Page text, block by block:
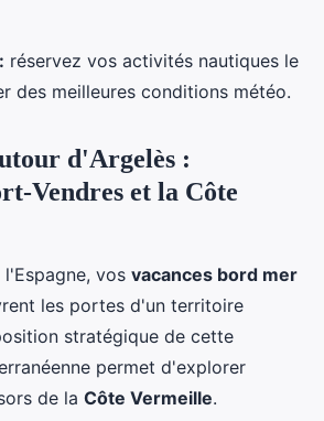
réservez vos activités nautiques le
des meilleures conditions météo.
d'Argelès :
Vendres et la Côte
vos vacances bord mer
les portes d'un territoire
stratégique de cette
permet d'explorer
de la Côte Vermeille.